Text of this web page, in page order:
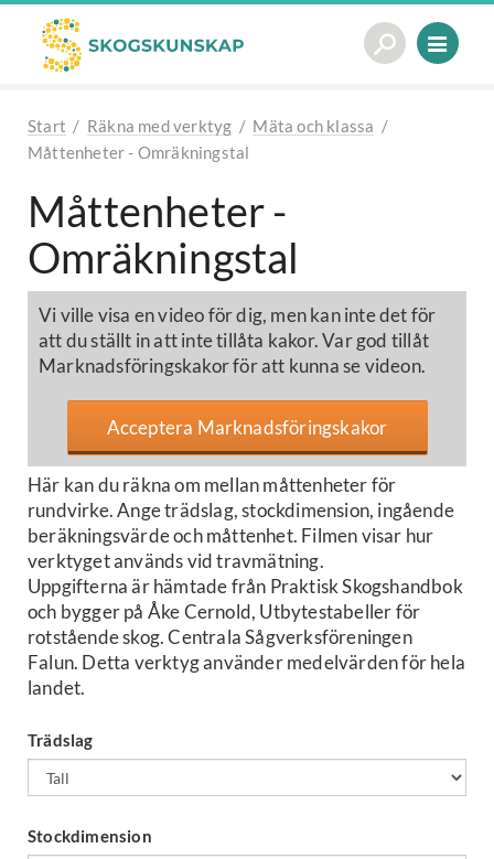
Start / Räkna med verktyg / Mäta och klassa /
Måttenheter - Omräkningstal
Måttenheter -
Omräkningstal
Vi ville visa en video för dig, men kan inte det för
att du ställt in att inte tillåta kakor. Var god tillåt
Marknadsföringskakor för att kunna se videon.
Acceptera Marknadsföringskakor
Här kan du räkna om mellan måttenheter för
rundvirke. Ange trädslag, stockdimension, ingående
beräkningsvärde och måttenhet. Filmen visar hur
verktyget används vid travmätning.
Uppgifterna är hämtade från Praktisk Skogshandbok
och bygger på Åke Cernold, Utbytestabeller för
rotstående skog. Centrala Sågverksföreningen
Falun. Detta verktyg använder medelvärden för hela
landet.
Trädslag
Stockdimension